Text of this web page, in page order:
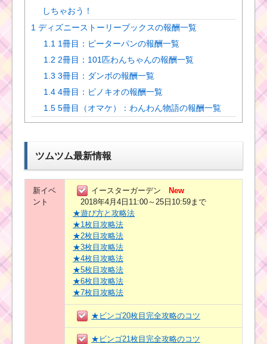
しちゃおう！
1 ディズニーストーリーブックスの報酬一覧
1.1 1冊目：ピーターパンの報酬一覧
1.2 2冊目：101匹わんちゃんの報酬一覧
1.3 3冊目：ダンボの報酬一覧
1.4 4冊目：ピノキオの報酬一覧
1.5 5冊目（オマケ）：わんわん物語の報酬一覧
ツムツム最新情報
新イベ
ント
イースターガーデン New
2018年4月4日11:00～25日10:59まで
★遊び方と攻略法
★1枚目攻略法
★2枚目攻略法
★3枚目攻略法
★4枚目攻略法
★5枚目攻略法
★6枚目攻略法
★7枚目攻略法
★ビンゴ20枚目完全攻略のコツ
★ビンゴ21枚目完全攻略のコツ